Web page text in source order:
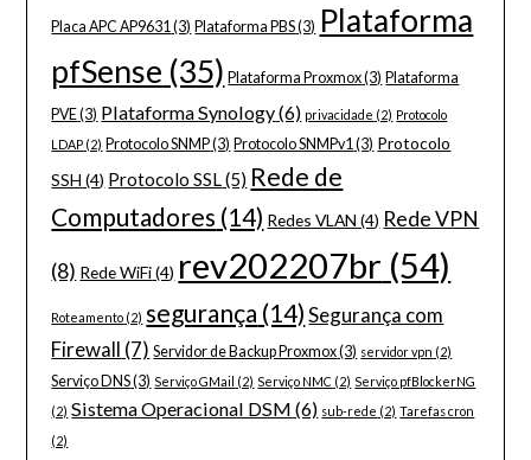
Placa APC AP9631(3) Plataforma PBS(3) Plataforma
pfSense (35) Plataforma Proxmox(3) Plataforma
PVE(3) Plataforma Synology(6) privacidade (2) Protocolo
LDAP (2) Protocolo SNMP(3) Protocolo SNMPv1(3) Protocolo
SSH (4) Protocolo SSL(5) Rede de
Computadores (14) Redes VLAN (4) Rede VPN
(8) Rede WiFi(4) rev202207br (54)
Roteamento (2) segurança (14) Segurança com
Firewall (7) Servidor de Backup Proxmox(3) servidor vpn (2)
Serviço DNS(3) Serviço GMail (2) Serviço NMC (2) Serviço pfBlockerNG
(2) Sistema Operacional DSM (6) sub-rede (2) Tarefas cron
(2)